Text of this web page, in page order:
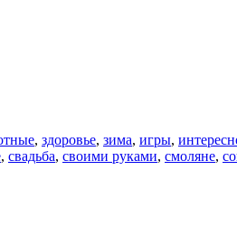
, здоровье, зима, игры,
, свадьба, своими руками, смоляне,